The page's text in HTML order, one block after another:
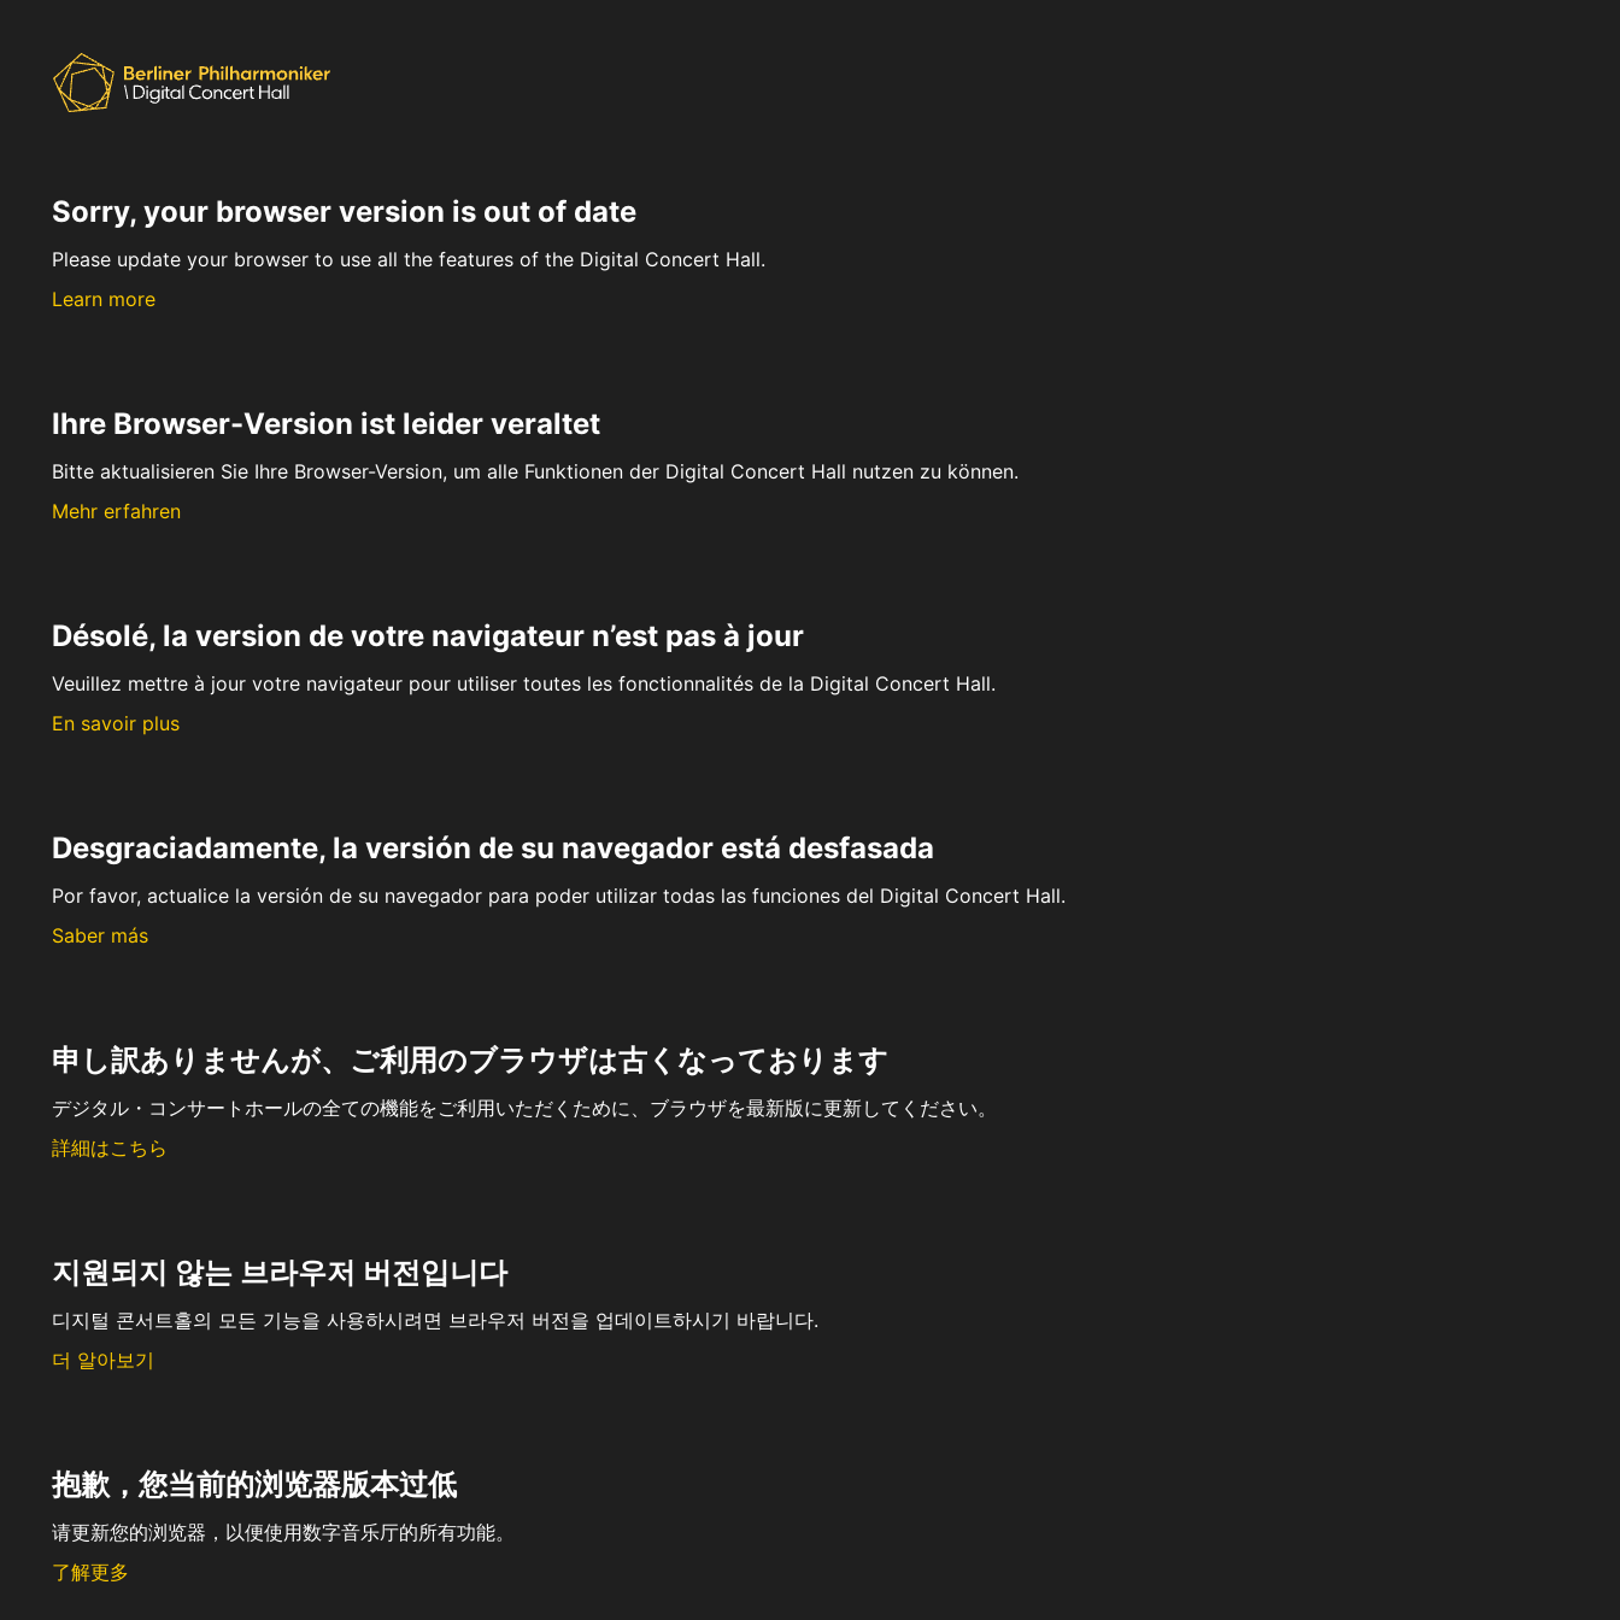
Sorry, your browser version is out of date
Please update your browser to use all the features of the Digital Concert Hall.
Learn more
Ihre Browser-Version ist leider veraltet
Bitte aktualisieren Sie Ihre Browser-Version, um alle Funktionen der Digital Concert Hall nutzen zu können.
Mehr erfahren
Désolé, la version de votre navigateur n’est pas à jour
Veuillez mettre à jour votre navigateur pour utiliser toutes les fonctionnalités de la Digital Concert Hall.
En savoir plus
Desgraciadamente, la versión de su navegador está desfasada
Por favor, actualice la versión de su navegador para poder utilizar todas las funciones del Digital Concert Hall.
Saber más
申し訳ありませんが、ご利用のブラウザは古くなっております
デジタル・コンサートホールの全ての機能をご利用いただくために、ブラウザを最新版に更新してください。
詳細はこちら
지원되지 않는 브라우저 버전입니다
디지털 콘서트홀의 모든 기능을 사용하시려면 브라우저 버전을 업데이트하시기 바랍니다.
더 알아보기
抱歉，您当前的浏览器版本过低
请更新您的浏览器，以便使用数字音乐厅的所有功能。
了解更多